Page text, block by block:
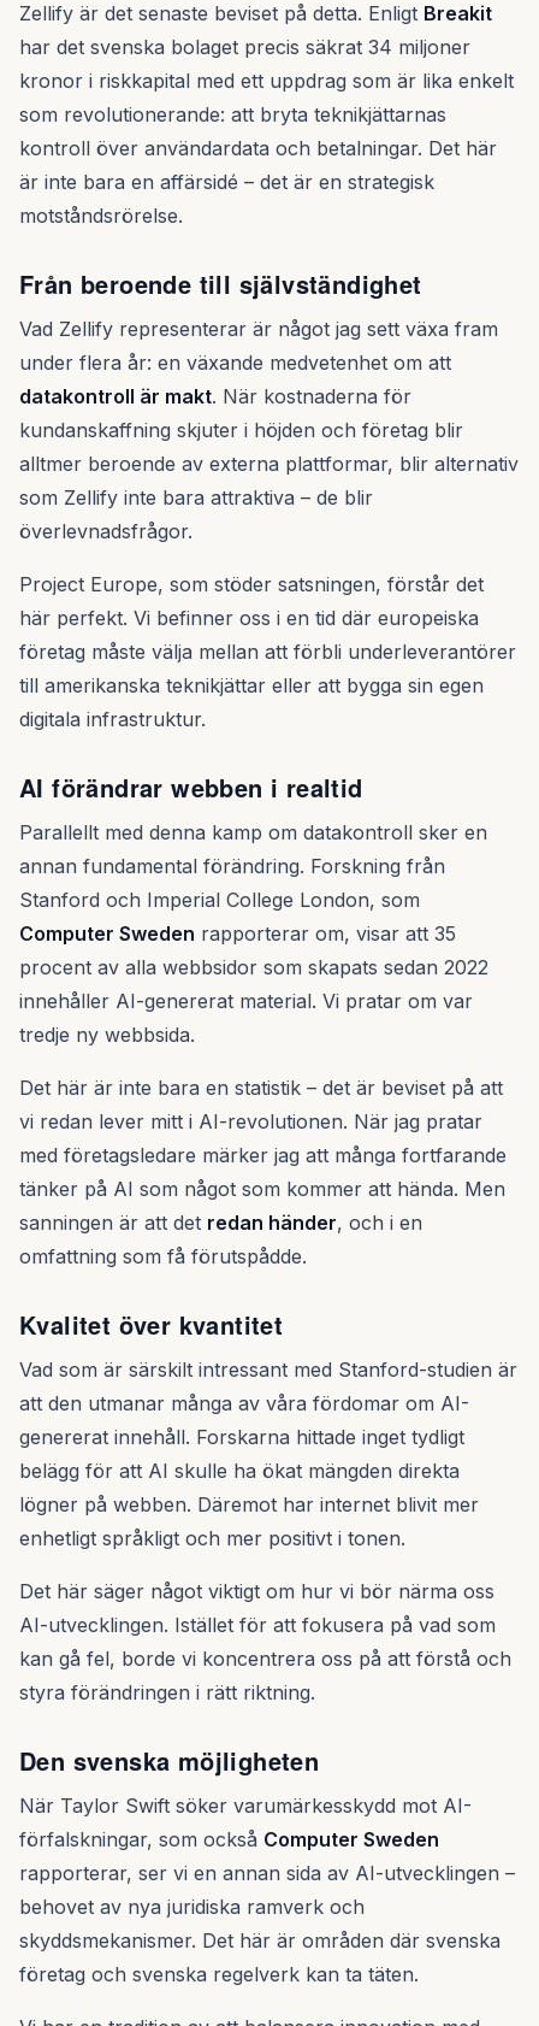
Zellify är det senaste beviset på detta. Enligt Breakit
har det svenska bolaget precis säkrat 34 miljoner
kronor i riskkapital med ett uppdrag som är lika enkelt
som revolutionerande: att bryta teknikjättarnas
kontroll över användardata och betalningar. Det här
är inte bara en affärsidé – det är en strategisk
motståndsrörelse.
Från beroende till självständighet
Vad Zellify representerar är något jag sett växa fram
under flera år: en växande medvetenhet om att
datakontroll är makt. När kostnaderna för
kundanskaffning skjuter i höjden och företag blir
alltmer beroende av externa plattformar, blir alternativ
som Zellify inte bara attraktiva – de blir
överlevnadsfrågor.
Project Europe, som stöder satsningen, förstår det
här perfekt. Vi befinner oss i en tid där europeiska
företag måste välja mellan att förbli underleverantörer
till amerikanska teknikjättar eller att bygga sin egen
digitala infrastruktur.
AI förändrar webben i realtid
Parallellt med denna kamp om datakontroll sker en
annan fundamental förändring. Forskning från
Stanford och Imperial College London, som
Computer Sweden rapporterar om, visar att 35
procent av alla webbsidor som skapats sedan 2022
innehåller AI-genererat material. Vi pratar om var
tredje ny webbsida.
Det här är inte bara en statistik – det är beviset på att
vi redan lever mitt i AI-revolutionen. När jag pratar
med företagsledare märker jag att många fortfarande
tänker på AI som något som kommer att hända. Men
sanningen är att det redan händer, och i en
omfattning som få förutspådde.
Kvalitet över kvantitet
Vad som är särskilt intressant med Stanford-studien är
att den utmanar många av våra fördomar om AI-
genererat innehåll. Forskarna hittade inget tydligt
belägg för att AI skulle ha ökat mängden direkta
lögner på webben. Däremot har internet blivit mer
enhetligt språkligt och mer positivt i tonen.
Det här säger något viktigt om hur vi bör närma oss
AI-utvecklingen. Istället för att fokusera på vad som
kan gå fel, borde vi koncentrera oss på att förstå och
styra förändringen i rätt riktning.
Den svenska möjligheten
När Taylor Swift söker varumärkesskydd mot AI-
förfalskningar, som också Computer Sweden
rapporterar, ser vi en annan sida av AI-utvecklingen –
behovet av nya juridiska ramverk och
skyddsmekanismer. Det här är områden där svenska
företag och svenska regelverk kan ta täten.